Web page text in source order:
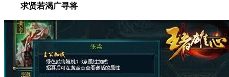
求贤若渴广寻将